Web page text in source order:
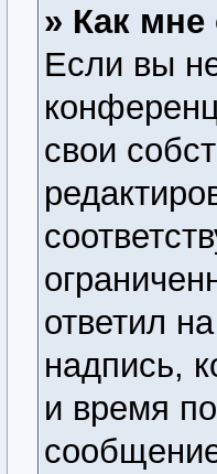
» Как мне
Если вы
свои
ответил
надпись,
и время